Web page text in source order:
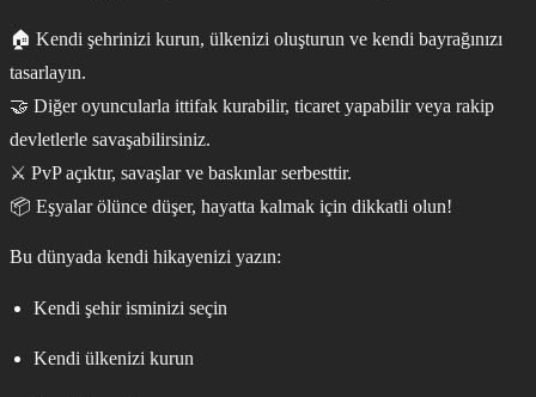
🏠 Kendi şehrinizi kurun, ülkenizi oluşturun ve kendi bayrağınızı
tasarlayın.
🤝 Diğer oyuncularla ittifak kurabilir, ticaret yapabilir veya rakip
devletlerle savaşabilirsiniz.
⚔️ PvP açıktır, savaşlar ve baskınlar serbesttir.
📦 Eşyalar ölünce düşer, hayatta kalmak için dikkatli olun!
Bu dünyada kendi hikayenizi yazın:
Kendi şehir isminizi seçin
Kendi ülkenizi kurun